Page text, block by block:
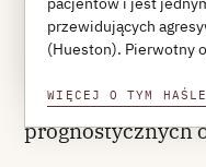
przewidujących
(Hueston). Pierwotny
WIĘCEJ O TYM
Abe Y et al. J Hand
PubMedDOI
— co podkreśla
prognostycznych